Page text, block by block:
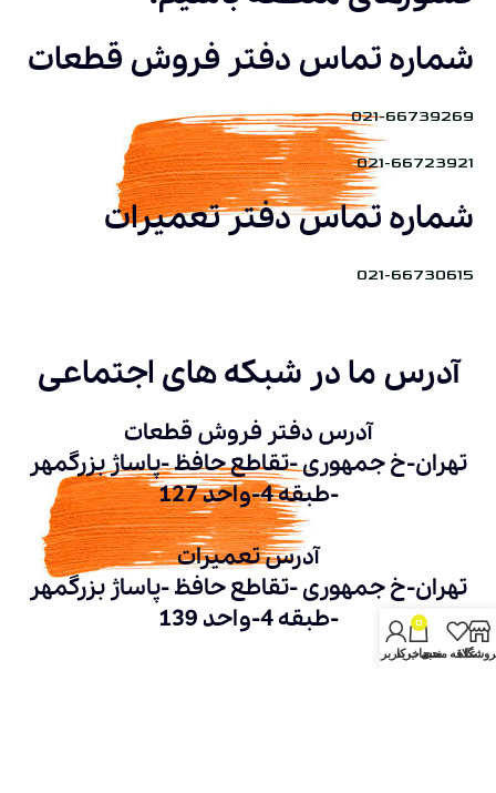
شماره تماس دفتر فروش قطعات
021-66739269
021-66723921
شماره تماس دفتر تعمیرات
021-66730615
آدرس ما در شبکه های اجتماعی
آدرس دفتر فروش قطعات
تهران-خ جمهوری -تقاطع حافظ -پاساژ بزرگمهر
-طبقه 4-واحد 127
آدرس تعمیرات
تهران-خ جمهوری -تقاطع حافظ -پاساژ بزرگمهر
-طبقه 4-واحد 139
علاقه مندی
0
سبد خرید
حساب کاربری من